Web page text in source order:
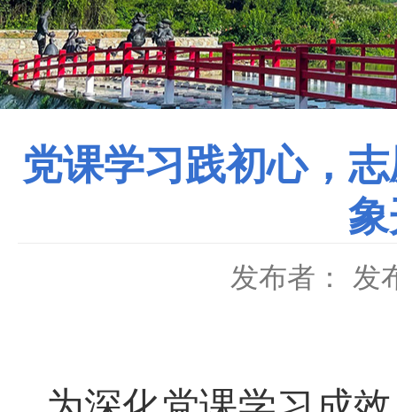
党课学习践初心，
发布者： 发